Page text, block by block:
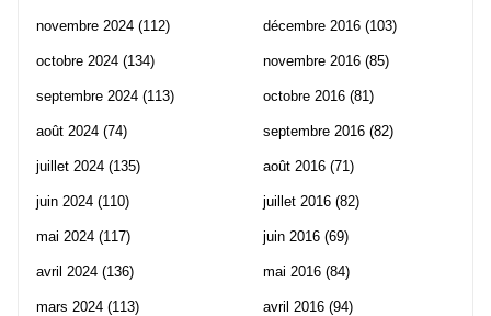
novembre 2024 (112)
octobre 2024 (134)
septembre 2024 (113)
août 2024 (74)
juillet 2024 (135)
juin 2024 (110)
mai 2024 (117)
avril 2024 (136)
mars 2024 (113)
décembre 2016 (103)
novembre 2016 (85)
octobre 2016 (81)
septembre 2016 (82)
août 2016 (71)
juillet 2016 (82)
juin 2016 (69)
mai 2016 (84)
avril 2016 (94)